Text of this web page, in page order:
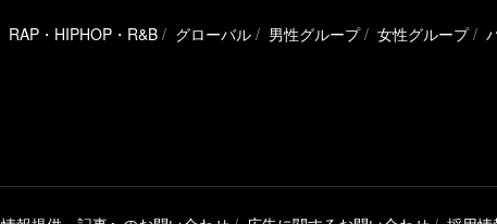
RAP・HIPHOP・R&B グローバル 男性グループ 女性グループ